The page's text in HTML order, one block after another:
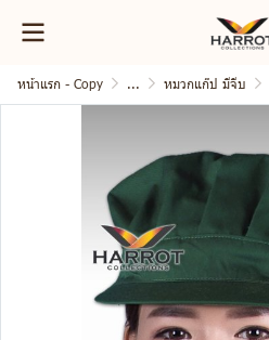
หน้าแรก - Copy ... หมวกแก๊ป มีจีบ